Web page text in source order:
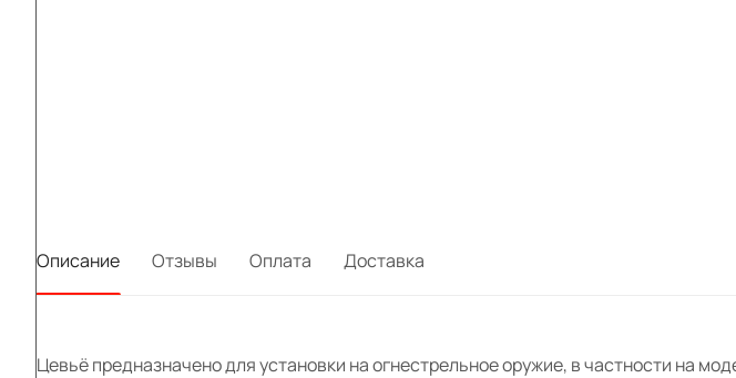
Описание Отзывы Оплата Доставка
Цевьё предназначено для установки на огнестрельное оружие, в частности на